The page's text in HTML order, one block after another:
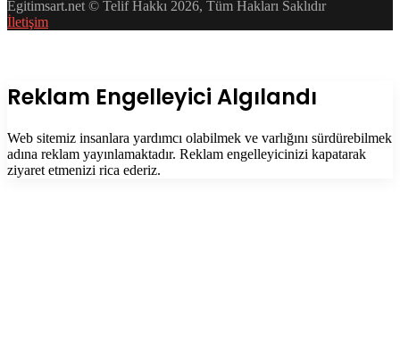
Egitimsart.net © Telif Hakkı 2026, Tüm Hakları Saklıdır
İletişim
Kapalı
Reklam Engelleyici Algılandı
Web sitemiz insanlara yardımcı olabilmek ve varlığını sürdürebilmek
adına reklam yayınlamaktadır. Reklam engelleyicinizi kapatarak
ziyaret etmenizi rica ederiz.